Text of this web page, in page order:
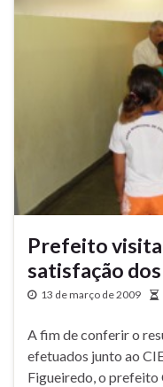
Prefeito visita
satisfação
13 de março de 2009
A fim de conferir o
efetuados junto ao
Figueiredo, o